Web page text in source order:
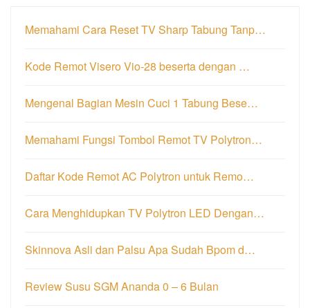
Memahami Cara Reset TV Sharp Tabung Tanp…
Kode Remot Visero Vio-28 beserta dengan …
Mengenal Bagian Mesin Cuci 1 Tabung Bese…
Memahami Fungsi Tombol Remot TV Polytron…
Daftar Kode Remot AC Polytron untuk Remo…
Cara Menghidupkan TV Polytron LED Dengan…
Skinnova Asli dan Palsu Apa Sudah Bpom d…
Review Susu SGM Ananda 0 – 6 Bulan